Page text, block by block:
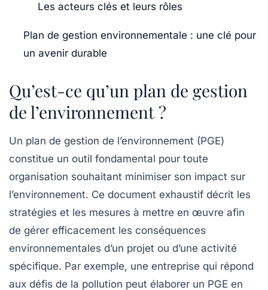
Les acteurs clés et leurs rôles
Plan de gestion environnementale : une clé pour
un avenir durable
Qu’est-ce qu’un plan de gestion
de l’environnement ?
Un plan de gestion de l’environnement (PGE)
constitue un outil fondamental pour toute
organisation souhaitant minimiser son impact sur
l’environnement. Ce document exhaustif décrit les
stratégies et les mesures à mettre en œuvre afin
de gérer efficacement les conséquences
environnementales d’un projet ou d’une activité
spécifique. Par exemple, une entreprise qui répond
aux défis de la pollution peut élaborer un PGE en